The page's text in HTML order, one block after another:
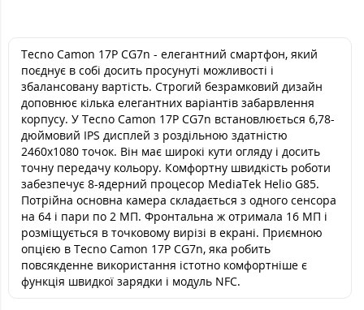
Tecno Camon 17P CG7n - елегантний смартфон, який
поєднує в собі досить просунуті можливості і
збалансовану вартість. Строгий безрамковий дизайн
доповнює кілька елегантних варіантів забарвлення
корпусу. У Tecno Camon 17P CG7n встановлюється 6,78-
дюймовий IPS дисплей з роздільною здатністю
2460х1080 точок. Він має широкі кути огляду і досить
точну передачу кольору. Комфортну швидкість роботи
забезпечує 8-ядерний процесор MediaTek Helio G85.
Потрійна основна камера складається з одного сенсора
на 64 і пари по 2 МП. Фронтальна ж отримала 16 МП і
розміщується в точковому вирізі в екрані. Приємною
опцією в Tecno Camon 17P CG7n, яка робить
повсякденне використання істотно комфортніше є
функція швидкої зарядки і модуль NFC.